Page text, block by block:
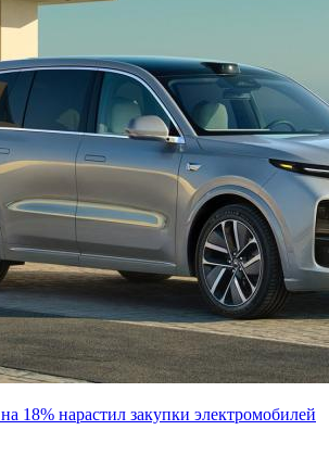
18% нарастил закупки электромобилей